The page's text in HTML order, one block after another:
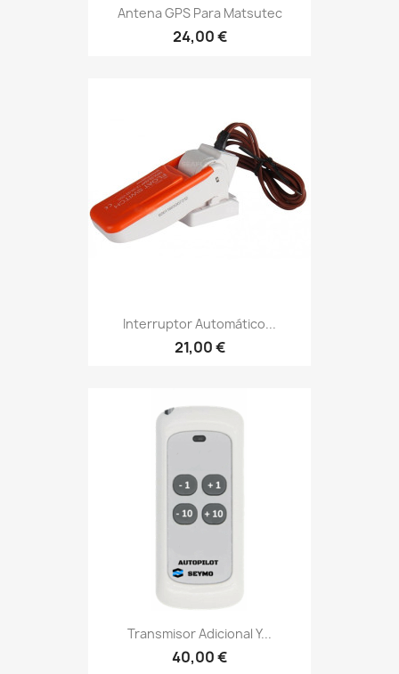
Antena GPS Para Matsutec
24,00 €
Interruptor Automático...
21,00 €
Transmisor Adicional Y...
40,00 €